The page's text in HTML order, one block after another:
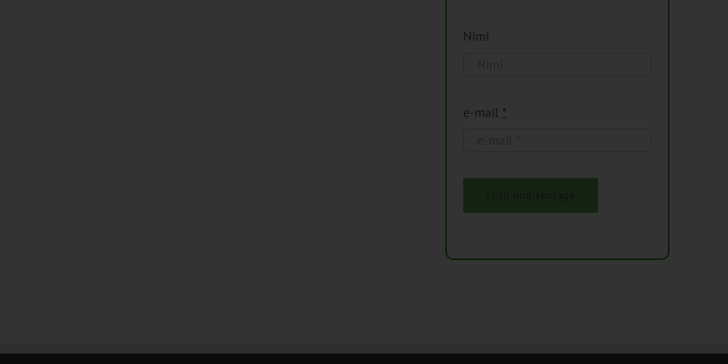
Nimi
e-mail *